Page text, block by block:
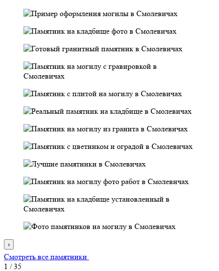
›
Смотреть все памятники
1 / 35